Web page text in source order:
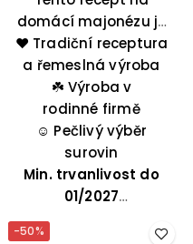
domácí majonézu je
jedním z nejlepších
způsobů, jak si
vychutnat vynikající
majonézu doma.
Pokud vám záleží na
kvalitě a chuťových
vlastnostech vaší
majonézy, je tato
majonéza určitě pro
❤️ Tradiční receptura
a řemeslná výroba
☘️ Výroba v
rodinné firmě
☺️ Pečlivý výběr
surovin
Min. trvanlivost do
01/2027
-50%